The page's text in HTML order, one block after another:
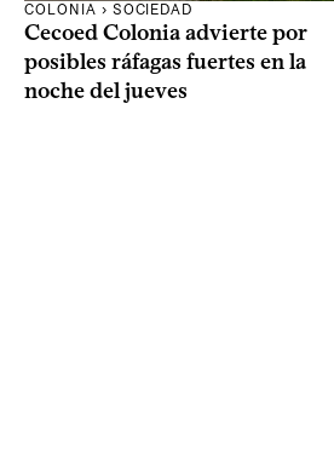
COLONIA › SOCIEDAD
Cecoed Colonia advierte por
posibles ráfagas fuertes en la
noche del jueves